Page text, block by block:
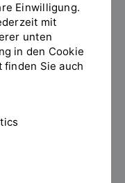
ist
setzt auf
Gestaltung
Für ihr
Einwilligung.
mit
unten
in den Cookie
Sie auch